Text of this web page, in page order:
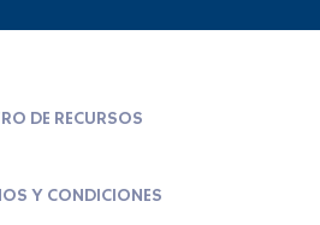
DE RECURSOS
Y CONDICIONES